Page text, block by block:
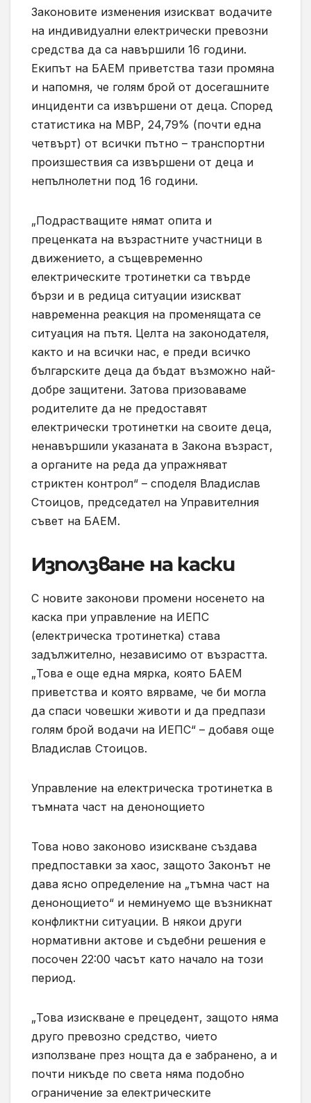
Законовите изменения изискват водачите
на индивидуални електрически превозни
средства да са навършили 16 години.
Екипът на БАЕМ приветства тази промяна
и напомня, че голям брой от досегашните
инциденти са извършени от деца. Според
статистика на МВР, 24,79% (почти една
четвърт) от всички пътно – транспортни
произшествия са извършени от деца и
непълнолетни под 16 години.
„Подрастващите нямат опита и
преценката на възрастните участници в
движението, а същевременно
електрическите тротинетки са твърде
бързи и в редица ситуации изискват
навременна реакция на променящата се
ситуация на пътя. Целта на законодателя,
както и на всички нас, е преди всичко
българските деца да бъдат възможно най-
добре защитени. Затова призоваваме
родителите да не предоставят
електрически тротинетки на своите деца,
ненавършили указаната в Закона възраст,
а органите на реда да упражняват
стриктен контрол“ – споделя Владислав
Стоицов, председател на Управителния
съвет на БАЕМ.
Използване на каски
С новите законови промени носенето на
каска при управление на ИЕПС
(електрическа тротинетка) става
задължително, независимо от възрастта.
„Това е още една мярка, която БАЕМ
приветства и която вярваме, че би могла
да спаси човешки животи и да предпази
голям брой водачи на ИЕПС“ – добавя още
Владислав Стоицов.
Управление на електрическа тротинетка в
тъмната част на денонощието
Това ново законово изискване създава
предпоставки за хаос, защото Законът не
дава ясно определение на „тъмна част на
денонощието“ и неминуемо ще възникнат
конфликтни ситуации. В някои други
нормативни актове и съдебни решения е
посочен 22:00 часът като начало на този
период.
„Това изискване е прецедент, защото няма
друго превозно средство, чието
използване през нощта да е забранено, а и
почти никъде по света няма подобно
ограничение за електрическите